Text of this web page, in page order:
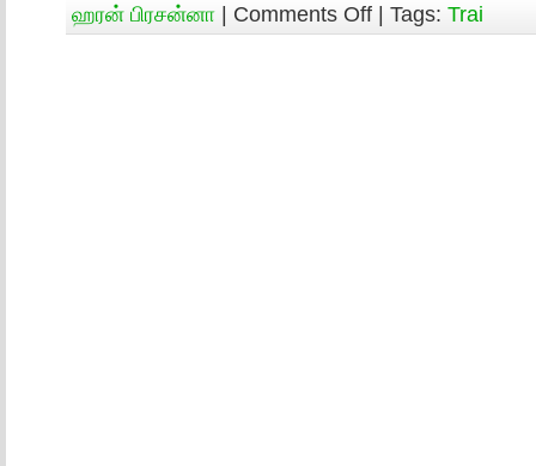
ஹரன் பிரசன்னா | Comments Off | Tags: Trai